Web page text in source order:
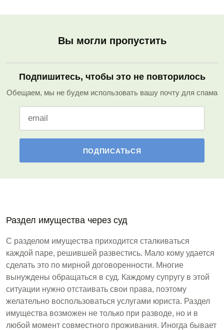
Вы могли пропустить
Подпишитесь, чтобы это не повторилось
Обещаем, мы не будем использовать вашу почту для спама
Раздел имущества через суд
С разделом имущества приходится сталкиваться
каждой паре, решившей развестись. Мало кому удается
сделать это по мирной договоренности. Многие
вынуждены обращаться в суд. Каждому супругу в этой
ситуации нужно отстаивать свои права, поэтому
желательно воспользоваться услугами юриста. Раздел
имущества возможен не только при разводе, но и в
любой момент совместного проживания. Иногда бывает